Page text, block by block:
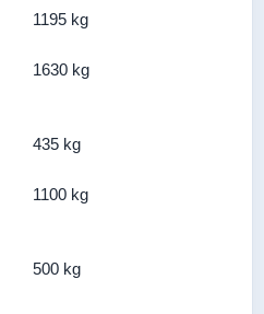
1195 kg
1630 kg
435 kg
1100 kg
500 kg